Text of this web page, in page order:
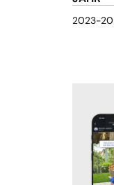
2023-